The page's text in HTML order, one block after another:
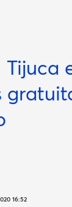
Tijuca
16:52